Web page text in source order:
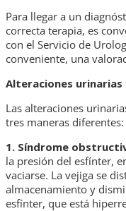
Para llegar a un
correcta terapia, es
con el Servicio de
conveniente, una
Alteraciones
Las alteraciones
tres maneras diferentes:
1. Síndrome
la presión del esfínter,
vaciarse. La vejiga se
almacenamiento y
esfínter, que está